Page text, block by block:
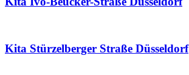
Kita Stürzelberger Straße Düsseldorf